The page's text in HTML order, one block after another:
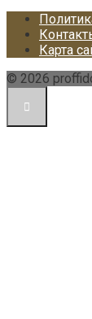
Карта
© 2026